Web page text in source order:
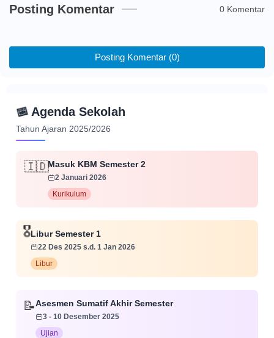
Posting Komentar 0 Komentar
Posting Komentar (0)
📅 Agenda Sekolah
Tahun Ajaran 2025/2026
🇮🇩Masuk KBM Semester 2
2 Januari 2026
Kurikulum
🎖️Libur Semester 1
22 Des 2025 s.d. 1 Jan 2026
Libur
📝Asesmen Sumatif Akhir Semester
3 - 10 Desember 2025
Ujian